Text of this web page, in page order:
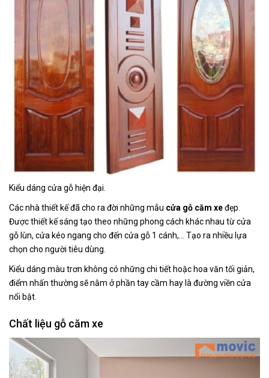
Kiểu dáng cửa gỗ hiện đại.
Các nhà thiết kế đã cho ra đời những mẫu cửa gỗ căm xeđẹp.
Được thiết kế sáng tạo theo những phong cách khác nhau từ cửa
gỗ lùn, cửa kéo ngang cho đến cửa gỗ 1 cánh,… Tạo ra nhiều lựa
chọn cho người tiêu dùng.
Kiểu dáng màu trơn không có những chi tiết hoặc hoa văn tối giản,
điểm nhấn thường sẽ nằm ở phần tay cầm hay là đường viền cửa
nổi bật.
Chất liệu gỗ căm xe